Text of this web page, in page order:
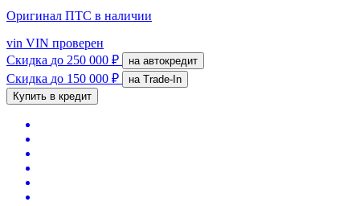
Оригинал ПТС в наличии
vin VIN проверен
Скидка до 250 000 ₽ на автокредит
Скидка до 150 000 ₽
на Trade-In
Купить в кредит